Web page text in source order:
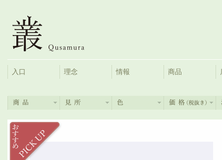
入口 理念 情報 商品